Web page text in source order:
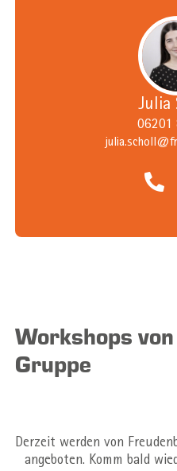
Julia
06201
Workshops
Gruppe
Derzeit werden von
angeboten. Komm bald